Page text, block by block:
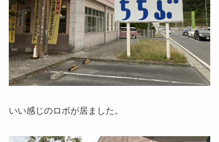
いい感じのロボが居ました。